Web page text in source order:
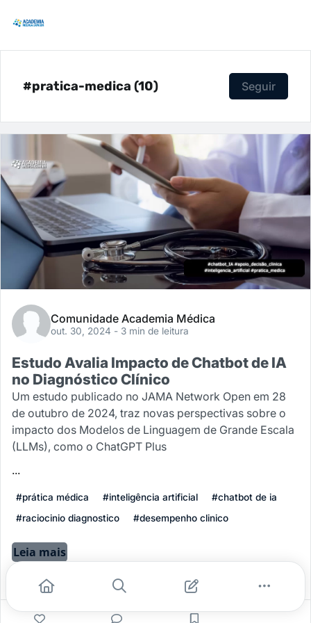
#pratica-medica (10) Seguir
Comunidade Academia Médica
out. 30, 2024 - 3 min de leitura
Estudo Avalia Impacto de Chatbot de IA
no Diagnóstico Clínico
Um estudo publicado no JAMA Network Open em 28
de outubro de 2024, traz novas perspectivas sobre o
impacto dos Modelos de Linguagem de Grande Escala
(LLMs), como o ChatGPT Plus
...
#prática médica #inteligência artificial
#chatbot de ia
#raciocinio diagnostico
#desempenho clinico
Leia mais